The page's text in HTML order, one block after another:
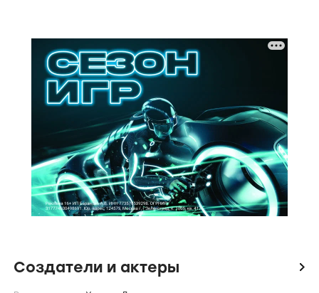
Создатели и актеры icon